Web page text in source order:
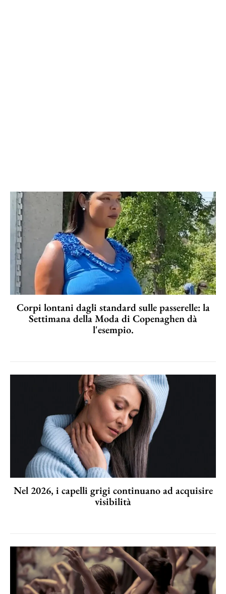
Corpi lontani dagli standard sulle passerelle: la
Settimana della Moda di Copenaghen dà
l'esempio.
Nel 2026, i capelli grigi continuano ad acquisire
visibilità